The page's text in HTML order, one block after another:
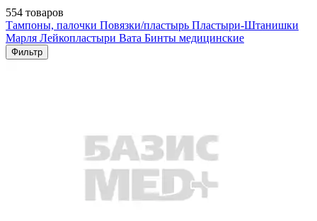
554 товаров
Тампоны, палочки Повязки/пластырь Пластыри-Штанишки
Марля Лейкопластыри Вата Бинты медицинские
Фильтр